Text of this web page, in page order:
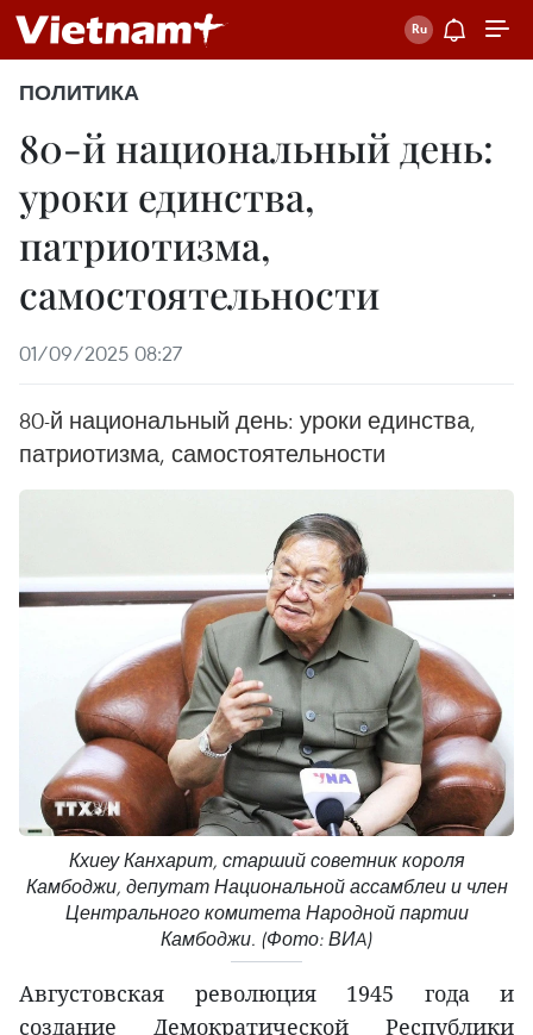
ПОЛИТИКА
80-й национальный день:
уроки единства,
патриотизма,
самостоятельности
01/09/2025 08:27
80-й национальный день: уроки единства,
патриотизма, самостоятельности
Кхиеу Канхарит, старший советник короля
Камбоджи, депутат Национальной ассамблеи и член
Центрального комитета Народной партии
Камбоджи. (Фото: ВИA)
Августовская революция 1945 года и
создание Демократической Республики